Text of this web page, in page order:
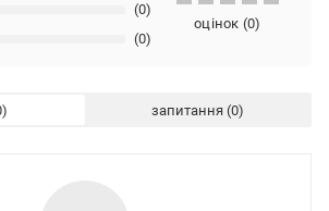
(0)
(0)
оцінок (0)
запитання